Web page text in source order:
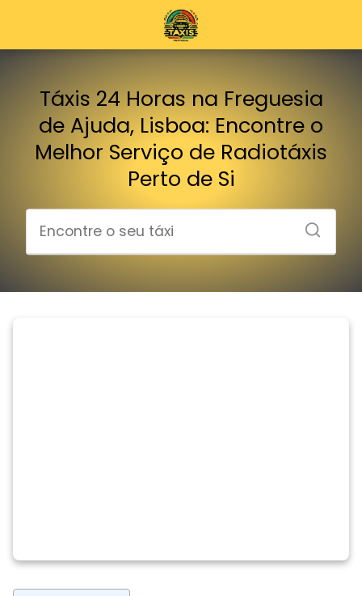
Táxis 24 Horas na Freguesia
de Ajuda, Lisboa: Encontre o
Melhor Serviço de Radiotáxis
Perto de Si